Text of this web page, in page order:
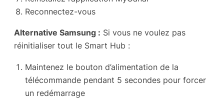
Reconnectez-vous
Alternative Samsung : Si vous ne voulez pas
réinitialiser tout le Smart Hub :
Maintenez le bouton d’alimentation de la
télécommande pendant 5 secondes pour forcer
un redémarrage